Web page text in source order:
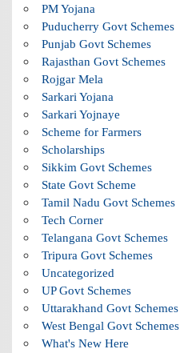
PM Yojana
Puducherry Govt Schemes
Punjab Govt Schemes
Rajasthan Govt Schemes
Rojgar Mela
Sarkari Yojana
Sarkari Yojnaye
Scheme for Farmers
Scholarships
Sikkim Govt Schemes
State Govt Scheme
Tamil Nadu Govt Schemes
Tech Corner
Telangana Govt Schemes
Tripura Govt Schemes
Uncategorized
UP Govt Schemes
Uttarakhand Govt Schemes
West Bengal Govt Schemes
What's New Here